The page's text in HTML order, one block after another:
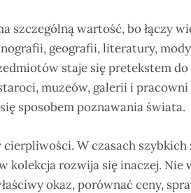
szczególną wartość, bo łączy
geografii, literatury,
staje się pretekstem
muzeów, galerii i
sposobem poznawania świata.
W czasach szybkich
rozwija się inaczej. Nie
okaz, porównać ceny,